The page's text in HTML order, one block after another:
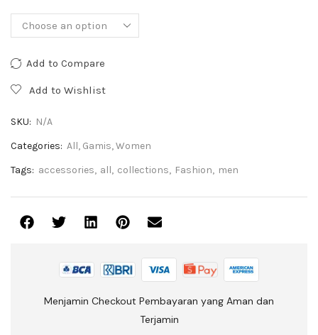
Add to Compare
Add to Wishlist
SKU: N/A
Categories: All, Gamis,Women
Tags: accessories, all, collections, Fashion, men
Menjamin Checkout Pembayaran yang Aman dan
Terjamin